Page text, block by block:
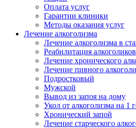
Оплата услуг
Гарантии клиники
Методы оказания услуг
Лечение алкоголизма
Лечение алкоголизма в
Реабилитация алкоголиков
Лечение хронического
Лечение пивного
Подростковый
Мужской
Вывод из запоя на дому
Укол от алкоголизма на 1
Хронический запой
Лечение старческого